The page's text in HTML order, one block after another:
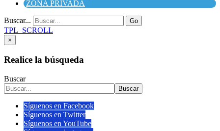
ZONA PRIVADA
Buscar... Go
TPL_SCROLL
×
Realice la búsqueda
Buscar
Buscar
Síguenos en Facebook
Síguenos en Twitter
Síguenos en YouTube